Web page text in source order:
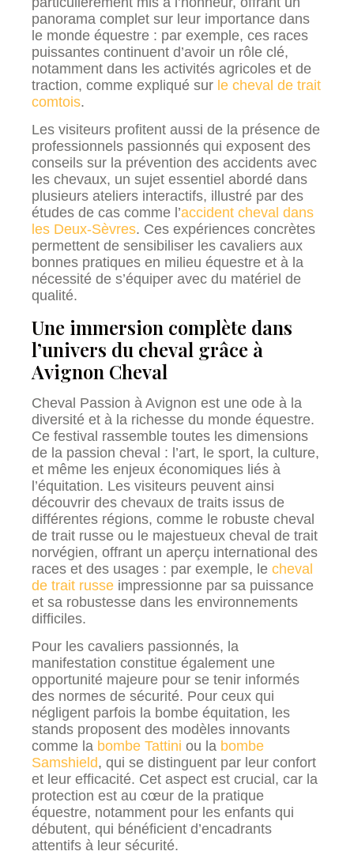
panorama complet sur leur importance dans
le monde équestre : par exemple, ces races
puissantes continuent d’avoir un rôle clé,
notamment dans les activités agricoles et de
traction, comme expliqué sur le cheval de trait
comtois.
Les visiteurs profitent aussi de la présence de
professionnels passionnés qui exposent des
conseils sur la prévention des accidents avec
les chevaux, un sujet essentiel abordé dans
plusieurs ateliers interactifs, illustré par des
études de cas comme l’accident cheval dans
les Deux-Sèvres. Ces expériences concrètes
permettent de sensibiliser les cavaliers aux
bonnes pratiques en milieu équestre et à la
nécessité de s’équiper avec du matériel de
qualité.
Une immersion complète dans
l’univers du cheval grâce à
Avignon Cheval
Cheval Passion à Avignon est une ode à la
diversité et à la richesse du monde équestre.
Ce festival rassemble toutes les dimensions
de la passion cheval : l’art, le sport, la culture,
et même les enjeux économiques liés à
l’équitation. Les visiteurs peuvent ainsi
découvrir des chevaux de traits issus de
différentes régions, comme le robuste cheval
de trait russe ou le majestueux cheval de trait
norvégien, offrant un aperçu international des
races et des usages : par exemple, le cheval
de trait russe impressionne par sa puissance
et sa robustesse dans les environnements
difficiles.
Pour les cavaliers passionnés, la
manifestation constitue également une
opportunité majeure pour se tenir informés
des normes de sécurité. Pour ceux qui
négligent parfois la bombe équitation, les
stands proposent des modèles innovants
comme la bombe Tattini ou la bombe
Samshield, qui se distinguent par leur confort
et leur efficacité. Cet aspect est crucial, car la
protection est au cœur de la pratique
équestre, notamment pour les enfants qui
débutent, qui bénéficient d’encadrants
attentifs à leur sécurité.